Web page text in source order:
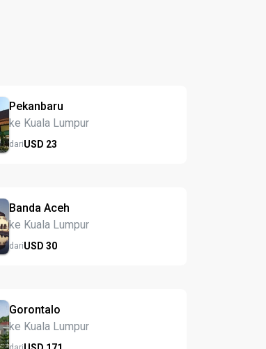
Pekanbaru
ke Kuala Lumpur
dariUSD 23
Banda Aceh
ke Kuala Lumpur
dariUSD30
Gorontalo
ke Kuala Lumpur